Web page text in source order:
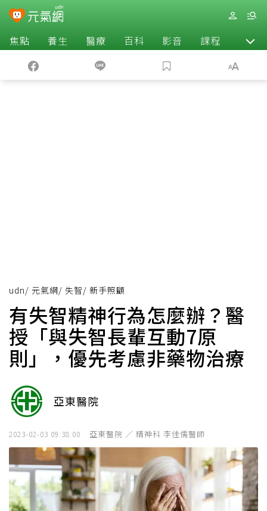
焦點 養生 醫療 百科 影音 課程 退休
udn/ 元氣網/ 失智/ 新手照顧
有失智精神行為怎麼辦？醫
授「與失智長輩互動7原
則」，優先考慮非藥物治療
亞東醫院
2023-02-03 09:38:00 亞東醫院 ／ 精神科 李佳儒醫師